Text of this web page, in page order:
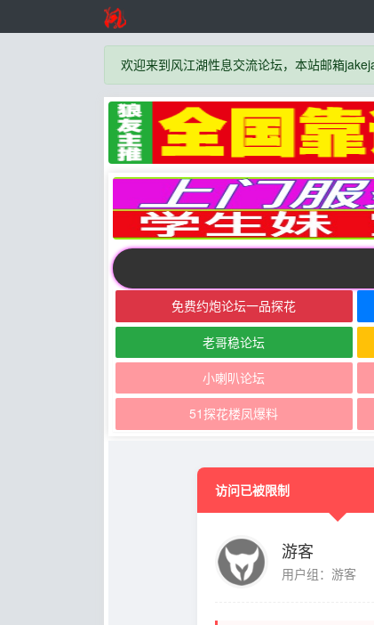
欢迎来到风江湖性息交流论坛，本站邮箱
免费约炮论坛一品探花
老哥稳论坛
小喇叭论坛
51探花楼凤爆料
访问已被限制
游客
用户组：游客